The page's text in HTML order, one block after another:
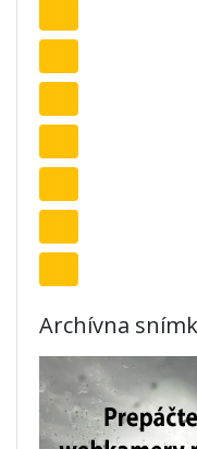
Archívna